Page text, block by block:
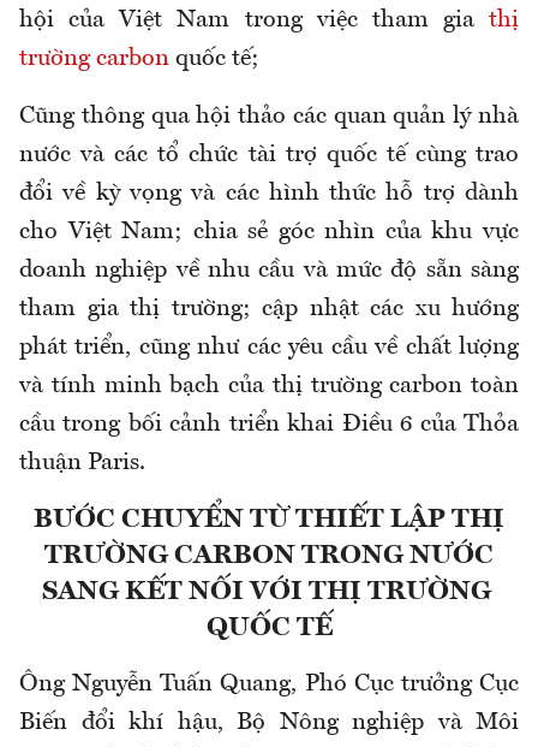
hội của Việt Nam trong việc tham gia thị
trường carbon quốc tế;
Cũng thông qua hội thảo các quan quản lý nhà
nước và các tổ chức tài trợ quốc tế cùng trao
đổi về kỳ vọng và các hình thức hỗ trợ dành
cho Việt Nam; chia sẻ góc nhìn của khu vực
doanh nghiệp về nhu cầu và mức độ sẵn sàng
tham gia thị trường; cập nhật các xu hướng
phát triển, cũng như các yêu cầu về chất lượng
và tính minh bạch của thị trường carbon toàn
cầu trong bối cảnh triển khai Điều 6 của Thỏa
thuận Paris.
BƯỚC CHUYỂN TỪ THIẾT LẬP THỊ
TRƯỜNG CARBON TRONG NƯỚC
SANG KẾT NỐI VỚI THỊ TRƯỜNG
QUỐC TẾ
Ông Nguyễn Tuấn Quang, Phó Cục trưởng Cục
Biến đổi khí hậu, Bộ Nông nghiệp và Môi